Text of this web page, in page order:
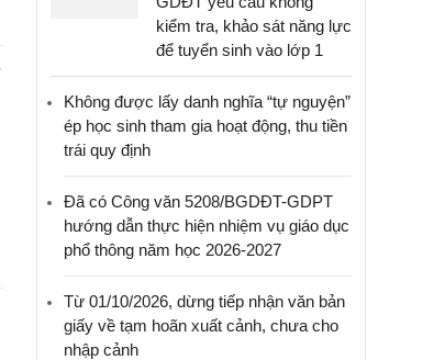
kiểm tra, khảo sát năng lực
để tuyển sinh vào lớp 1
Không được lấy danh nghĩa “tự nguyện”
ép học sinh tham gia hoạt động, thu tiền
trái quy định
Đã có Công văn 5208/BGDĐT-GDPT
hướng dẫn thực hiện nhiệm vụ giáo dục
phổ thông năm học 2026-2027
Từ 01/10/2026, dừng tiếp nhận văn bản
giấy về tạm hoãn xuất cảnh, chưa cho
nhập cảnh